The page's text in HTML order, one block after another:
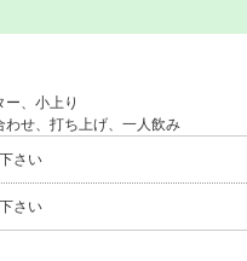
、小上り
せ、打ち上げ、一人飲み
さい
さい